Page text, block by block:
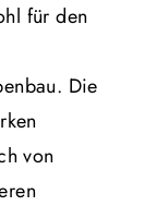
für den
Die
von